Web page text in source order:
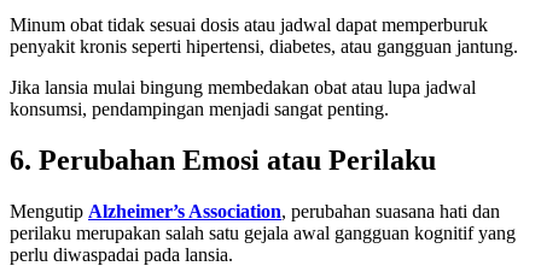
Minum obat tidak sesuai dosis atau jadwal dapat memperburuk
penyakit kronis seperti hipertensi, diabetes, atau gangguan jantung.
Jika lansia mulai bingung membedakan obat atau lupa jadwal
konsumsi, pendampingan menjadi sangat penting.
6. Perubahan Emosi atau Perilaku
Mengutip Alzheimer’s Association, perubahan suasana hati dan
perilaku merupakan salah satu gejala awal gangguan kognitif yang
perlu diwaspadai pada lansia.